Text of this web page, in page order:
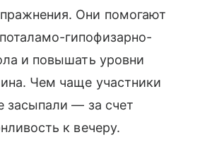
Они помогают
гипофизарно-
и повышать уровни
Чем чаще участники
засыпали — за счет
к вечеру.